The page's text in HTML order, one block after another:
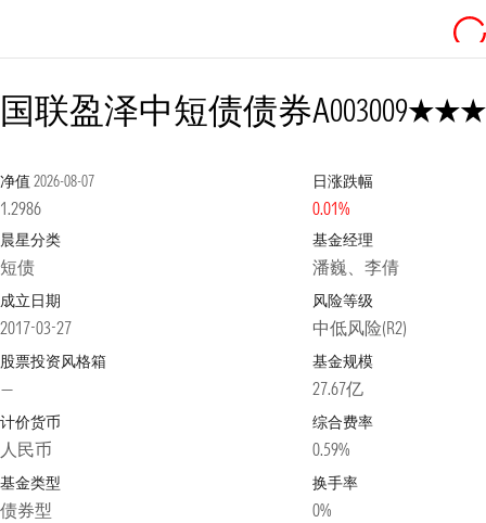
国联盈泽中短债债券A003009
净值 2026-08-07
1.2986
日涨跌幅
0.01%
晨星分类
短债
基金经理
潘巍、李倩
成立日期
2017-03-27
风险等级
中低风险(R2)
股票投资风格箱
—
基金规模
27.67亿
计价货币
人民币
综合费率
0.59%
基金类型
债券型
换手率
0%